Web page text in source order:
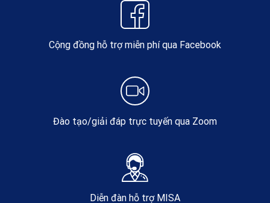
Cộng đồng hỗ trợ miễn phí qua Facebook
Đào tạo/giải đáp trực tuyến qua Zoom
Diễn đàn hỗ trợ MISA